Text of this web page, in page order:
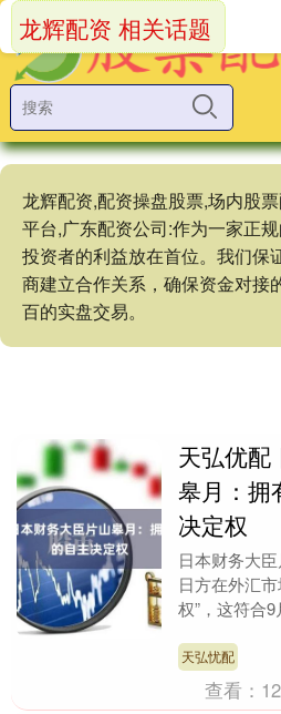
龙辉配资,配资操盘股票,场内股
平台,广东配资公司:作为一家正
投资者的利益放在首位。我们保
商建立合作关系，确保资金对接
百的实盘交易。
龙辉配资 相关话题
天弘优配
皋月：拥
决定权
日本财务大
日方在外汇
权”，这符合
合基本面；如
天弘忧配
查看：